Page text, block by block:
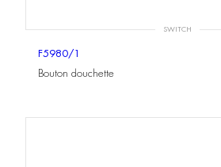
SWITCH
F5980/1
Bouton douchette